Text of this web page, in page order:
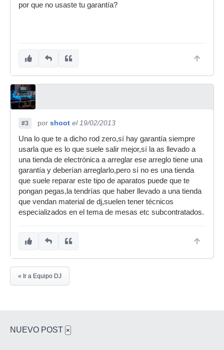
por que no usaste tu garantía?
#3 por shoot el 19/02/2013
Una lo que te a dicho rod zero,sí hay garantía siempre
usarla que es lo que suele salir mejor,sí la as llevado a
una tienda de electrónica a arreglar ese arreglo tiene una
garantía y deberían arreglarlo,pero sí no es una tienda
que suele reparar este tipo de aparatos puede que te
pongan pegas,la tendrías que haber llevado a una tienda
que vendan material de dj,suelen tener técnicos
especializados en el tema de mesas etc subcontratados.
« Ir a Equipo DJ
NUEVO POST ×